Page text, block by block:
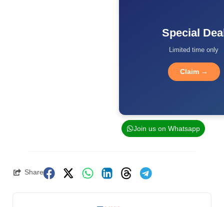
Special
Limited time only
Claim →
Join us on Whatsapp
Share